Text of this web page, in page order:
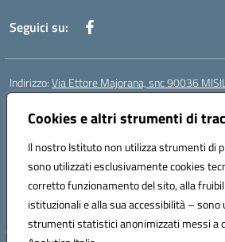
Cookies e altri strumenti di
Il nostro Istituto non utilizza strumenti di
sono utilizzati esclusivamente cookies
corretto funzionamento del sito, alla
istituzionali e alla sua accessibilità –
strumenti statistici anonimizzati messi a
Seguici su:
Indirizzo:Via Ettore Majorana, snc 90036
Centralino:
Email:PAIC8BW002@istruzione.it
Codice fiscale: 97382260822
Codice meccanografico:
PAIC8BW002
Codice Indice delle Pubbliche Amministrazioni